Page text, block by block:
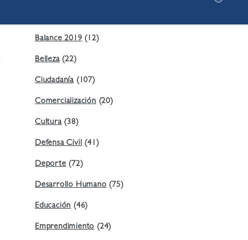
Balance 2019(12)
Belleza(22)
Ciudadanía (107)
Comercialización(20)
Cultura(38)
Defensa Civil(41)
Deporte(72)
Desarrollo Humano(75)
Educación(46)
Emprendimiento(24)